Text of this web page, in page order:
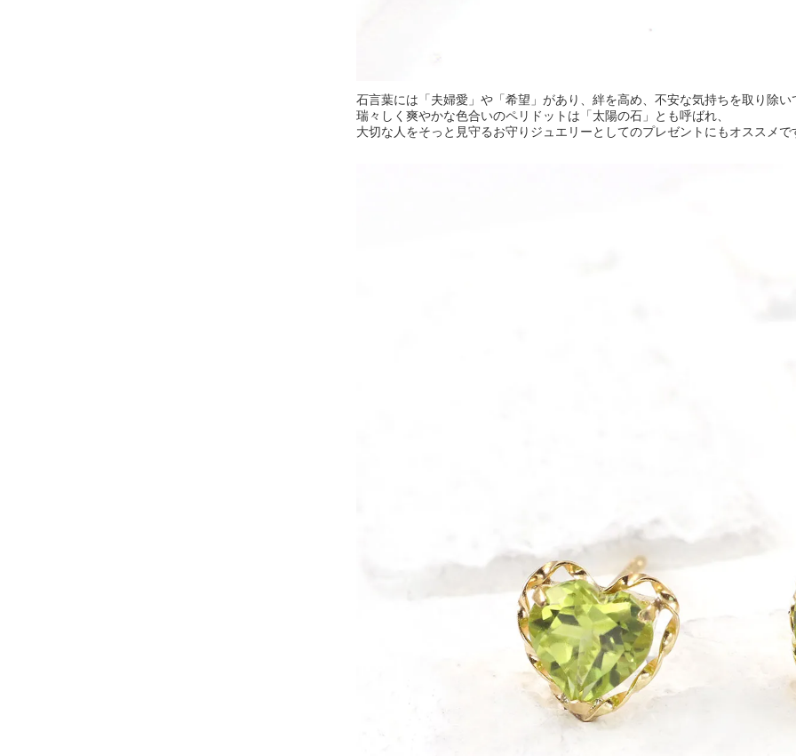
石言葉には「夫婦愛」や「希望」があり、絆を高め、不安な気持ちを取り除
瑞々しく爽やかな色合いのペリドットは「太陽の石」とも呼ばれ、
大切な人をそっと見守るお守りジュエリーとしてのプレゼントにもオススメで